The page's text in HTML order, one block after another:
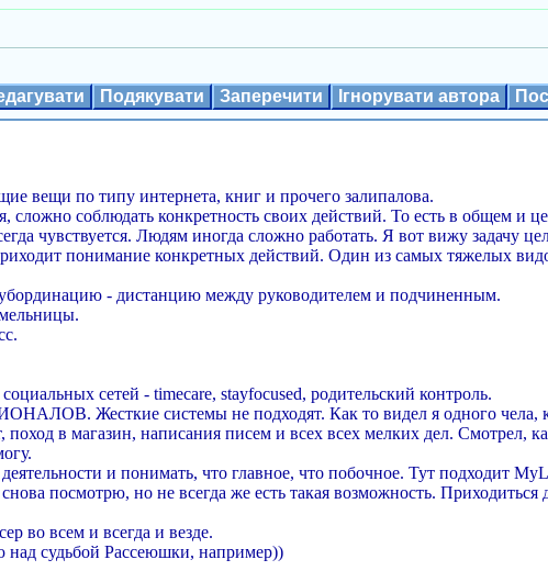
Подякувати Заперечити Ігнорувати автора
вещи по типу интернета, книг и прочего залипалова.
сложно соблюдать конкретность своих действий. То есть в общем и
чувствуется. Людям иногда сложно работать. Я вот вижу задачу
понимание конкретных действий. Один из самых тяжелых
- дистанцию между руководителем и подчиненным.
сетей - timecare, stayfocused, родительский контроль.
Жесткие системы не подходят. Как то видел я одного чела,
в магазин, написания писем и всех всех мелких дел. Смотрел,
и понимать, что главное, что побочное. Тут подходит
посмотрю, но не всегда же есть такая возможность. Приходиться
во всем и всегда и везде.
над судьбой Рассеюшки, например))